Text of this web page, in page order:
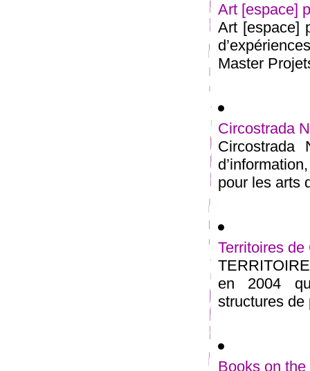
Art [espace]
Art [espace]
Master
Circostrada
Circostrada
pour les arts
Territoires de
en 2004
structures de
Books on the